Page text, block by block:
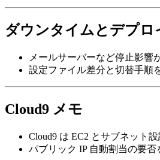
ダウンタイムとデプロ
メールサーバーなど停止影響
設定ファイル差分と切替手順
Cloud9 メモ
Cloud9 は EC2 とサブネット
パブリック IP 自動割当の要